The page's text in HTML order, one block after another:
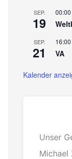
SEP.
19
00:00
SEP.
21
16:00
VA
Kalender
Unser
Michael